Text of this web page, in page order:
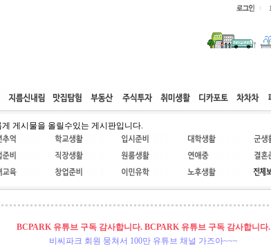
호스팅 공동구매 고객센터
게시물을 올릴수있는 게시판입니다.
BCPARK 유튜브 구독 감사합니다. BCPARK 유튜브 구독 감사합니다.
비씨파크 회원 뭉쳐서 100만 유튜브 채널 가즈아~~~